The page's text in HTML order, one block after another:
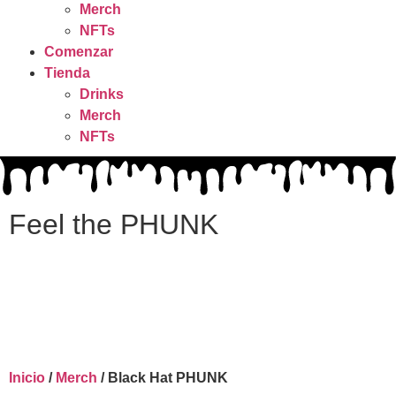
Merch
NFTs
Comenzar
Tienda
Drinks
Merch
NFTs
Feel the PHUNK
Inicio / Merch / Black Hat PHUNK